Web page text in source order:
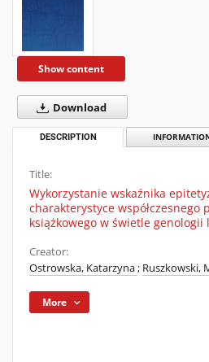
Show content
Download
DESCRIPTION
Title:
Wykorzystanie wskaźnika
charakterystyce współczesnego
książkowego w świetle genologii
Creator:
Ostrowska, Katarzyna; Ruszkowski,
More